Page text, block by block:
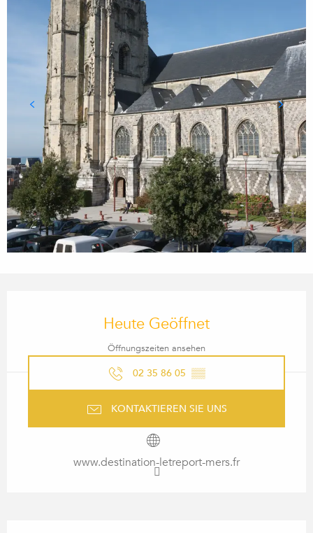
Heute Geöffnet
Öffnungszeiten ansehen
02 35 86 05 ▒▒
KONTAKTIEREN SIE UNS
www.destination-letreport-mers.fr